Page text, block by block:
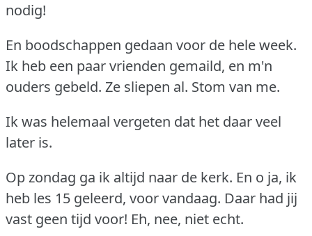
nodig!
En boodschappen gedaan voor de hele week.
Ik heb een paar vrienden gemaild, en m'n
ouders gebeld. Ze sliepen al. Stom van me.
Ik was helemaal vergeten dat het daar veel
later is.
Op zondag ga ik altijd naar de kerk. En o ja, ik
heb les 15 geleerd, voor vandaag. Daar had jij
vast geen tijd voor! Eh, nee, niet echt.